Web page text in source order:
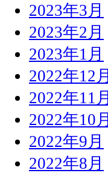
2023年3月
2023年2月
2023年1月
2022年12月
2022年11月
2022年10月
2022年9月
2022年8月